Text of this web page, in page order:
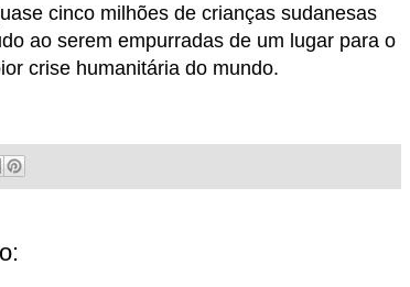
cinco milhões de crianças sudanesas
ao serem empurradas de um lugar para o
crise humanitária do mundo.